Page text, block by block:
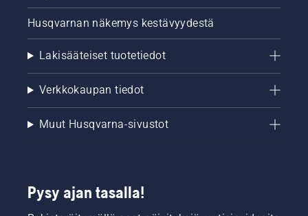
Husqvarnan näkemys kestävyydestä
Lakisääteiset tuotetiedot
Verkkokaupan tiedot
Muut Husqvarna-sivustot
Pysy ajan tasalla!